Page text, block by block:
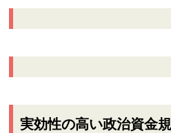
実効性の高い政治資金